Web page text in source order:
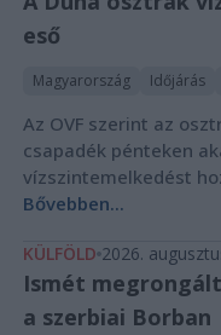
eső
Magyarország Időjárás
Az OVF szerint az
csapadék pénteken
vízszintemelkedést
Bővebben...
KÜLFÖLD 2026.
Ismét
a szerbiai Borban